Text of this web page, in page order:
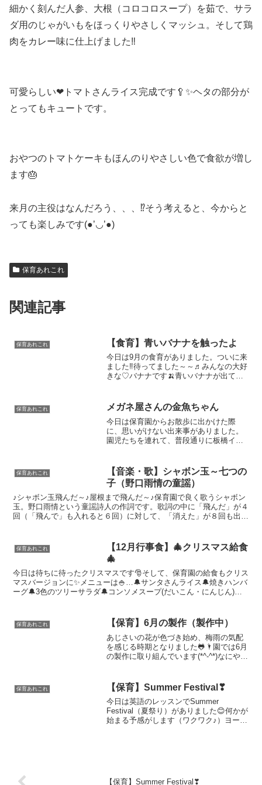
細かく刻んだ人参、大根（コロコロスープ）を茹で、サラ
ダ用のじゃがいもをほっくりやさしくマッシュ。そして鶏
肉をカレー味に仕上げました‼
可愛らしい❤トマトさんライス完成です🥄✨ヘタの部分が
とってもキュートです。
おやつのトマトケーキもほんのりやさしい色で食欲が増し
ます🎂
来月の主役はなんだろう、、、⁉そう考えると、今からと
っても楽しみです(●’◡’●)
保育あれこれ
関連記事
保育あれこれ 【食育】青いバナナを触ったよ
今日は9月の食育がありました。ついに来
ました‼待ってました～～♬みんなの大好
きな♡バナナです🍌青いバナナが出てく
触りました。自分の目の前にバナナが来
ると目を大...
保育あれこれ メガネ屋さんの金魚ちゃん
今日は保育園からお散歩に出かけた際
に、思いがけない出来事がありました。
園児たちを連れて、普段通りに板橋イナ
字が。🐟これはチャンス！と思い、夕方
に改めて園児を連れてメガネ...
保育あれこれ
【音楽・歌】シャボン玉～七つの
子（野口雨情の童謡）
♪シャボン玉飛んだ～♪屋根まで飛んだ～♪保育園で良く歌うシャボン
玉。野口雨情という童謡詩人の作詞です。歌詞の中に「飛んだ」が４
回（「飛んで」も入れると６回）に対して、「消えた」が８回も出て
保育あれこれ
【12月行事食】🎄クリスマス給食
🎄
今日は待ちに待ったクリスマスです🎅そして、保育園の給食もクリス
マスバージョンに✨メニューは🍚…🔔サンタさんライス🔔焼きハンバ
ーグ🔔3色のツリーサラダ🔔コンソメスープ(だいこん・にんじん)で
保育あれこれ 【保育】6月の製作（製作中）
あじさいの花が色づき始め、梅雨の気配
を感じる時期となりました🐸🌂園では6月
の製作に取り組んでいます(*^-^*)なにや
計の針のような物が⌚何が出来るか、楽
しみです🎵そし...
保育あれこれ 【保育】Summer Festival❣
今日は英語のレッスンでSummer
Festival（夏祭り）がありました😊何かが
始まる予感がします（ワクワク♪）ヨーヨ
【保育】Summer Festival❣